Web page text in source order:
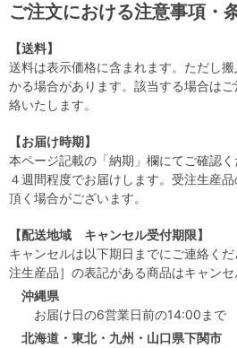
ご注文における注意事項・
【送料】
送料は表示価格に含まれます。ただし
かる場合があります。該当する場合は
絡いたします。
【お届け時期】
本ページ記載の「納期」欄にてご確認
４週間程度でお届けします。受注生産
頂く場合がございます。
【配送地域 キャンセル受付期限】
キャンセルは以下期日までにご連絡く
注生産品］の表記がある商品はキャンセ
沖縄県
お届け日の6営業日前の14:00まで
北海道・東北・九州・山口県下関市